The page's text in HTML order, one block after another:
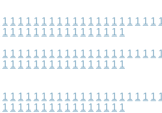
1 1 1 1 1 1 1 1 1 1 1 1 1 1 1 1 1 1 1 1
1 1 1 1 1 1 1 1 1 1 1 1 1 1 1 1
1 1 1 1 1 1 1 1 1 1 1 1 1 1 1 1 1 1 1 1
1 1 1 1 1 1 1 1 1 1 1 1 1 1 1 1
1 1 1 1 1 1 1 1 1 1 1 1 1 1 1 1 1 1 1 1
1 1 1 1 1 1 1 1 1 1 1 1 1 1 1 1